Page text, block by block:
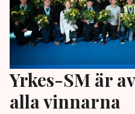
Yrkes-SM är
alla vinnarna